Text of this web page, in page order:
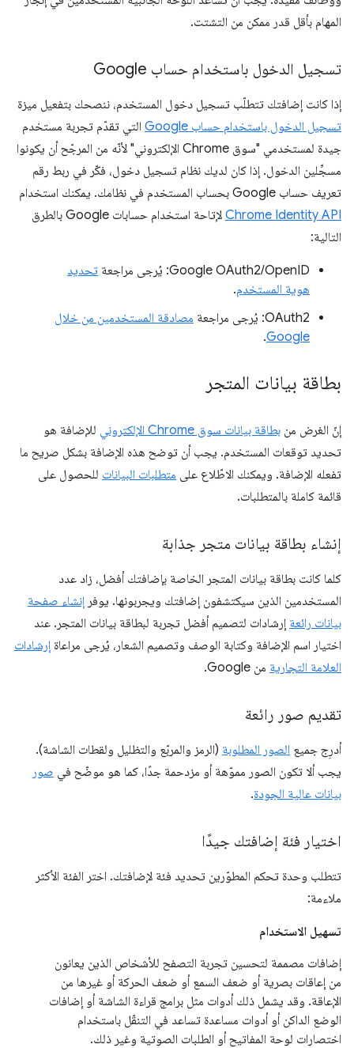
المهام بأقل قدر ممكن من التشتت.
تسجيل الدخول باستخدام حساب Google
إذا كانت إضافتك تتطلّب تسجيل دخول المستخدم، ننصحك بتفعيل ميزة
تسجيل الدخول باستخدام حساب Google
التي تقدّم تجربة مستخدم
جيدة لمستخدمي "سوق Chrome الإلكتروني" لأنّه من المرجّح أن يكونوا
مسجِّلين الدخول. إذا كان لديك نظام تسجيل دخول، فكّر في ربط رقم
تعريف حساب Google بحساب المستخدم في نظامك. يمكنك استخدام
Chrome Identity API
لإتاحة استخدام حسابات Google بالطرق
التالية:
Google OAuth2/OpenID: يُرجى مراجعة
تحديد
هوية المستخدم.
OAuth2: يُرجى مراجعة
مصادقة المستخدمين من خلال
Google
.
بطاقة بيانات المتجر
إنّ الغرض من بطاقة بيانات سوق Chrome الإلكتروني
للإضافة هو
تحديد توقعات المستخدم. يجب أن توضح هذه الإضافة بشكل صريح ما
تفعله الإضافة. ويمكنك الاطّلاع على متطلبات البيانات للحصول على
قائمة كاملة بالمتطلبات.
إنشاء بطاقة بيانات متجر جذابة
كلما كانت بطاقة بيانات المتجر الخاصة بإضافتك أفضل، زاد عدد
المستخدمين الذين سيكتشفون إضافتك ويجربونها. يوفر إنشاء صفحة
بيانات رائعة إرشادات لتصميم أفضل تجربة لبطاقة بيانات المتجر. عند
اختيار اسم الإضافة وكتابة الوصف وتصميم الشعار، يُرجى مراعاة إرشادات
العلامة التجارية من Google.
تقديم صور رائعة
أدرِج جميع الصور المطلوبة (الرمز والمربّع والتظليل ولقطات الشاشة).
يجب ألا تكون الصور مموّهة أو مزدحمة جدًا، كما هو موضّح في صور
بيانات عالية الجودة.
اختيار فئة إضافتك جيدًا
تتطلب وحدة تحكم المطوّرين تحديد فئة لإضافتك. اختر الفئة الأكثر
ملاءمة:
تسهيل الاستخدام
إضافات مصممة لتحسين تجربة التصفح للأشخاص الذين يعانون
من إعاقات بصرية أو ضعف السمع أو ضعف الحركة أو غيرها من
الإعاقة. وقد يشمل ذلك أدوات مثل برامج قراءة الشاشة أو إضافات
الوضع الداكن أو أدوات مساعدة تساعد في التنقّل باستخدام
اختصارات لوحة المفاتيح أو الطلبات الصوتية وغير ذلك.